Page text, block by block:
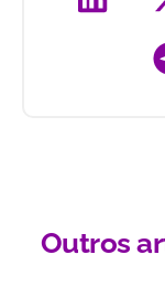
Outros